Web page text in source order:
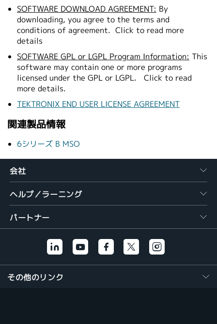
SOFTWARE DOWNLOAD AGREEMENT: By
downloading, you agree to the terms and
conditions of agreement. Click to read more
details
SOFTWARE GPL or LGPL Program Information: This
software may contain one or more programs
licensed under the GPL or LGPL.
Click to read
more details.
TEKTRONIX END USER LICENSE AGREEMENT
関連製品情報
6シリーズ B MSO
会社
ヘルプ／ラーニング
パートナー
その他のリンク